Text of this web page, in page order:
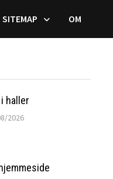
SITEMAP OM
haller
2026